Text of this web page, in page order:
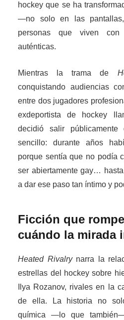
hockey que se ha
—no solo en las
personas que viven
auténticas.
Mientras la trama de
conquistando audiencias
entre dos jugadores
exdeportista de hockey
decidió salir
sencillo: durante años
porque sentía que no podía
ser abiertamente gay…
a dar ese paso tan íntimo y
Ficción que
cuándo la mirada
Heated Rivalrynarra la
estrellas del hockey sobre
Ilya Rozanov, rivales en la
de ella. La historia no
química —lo que